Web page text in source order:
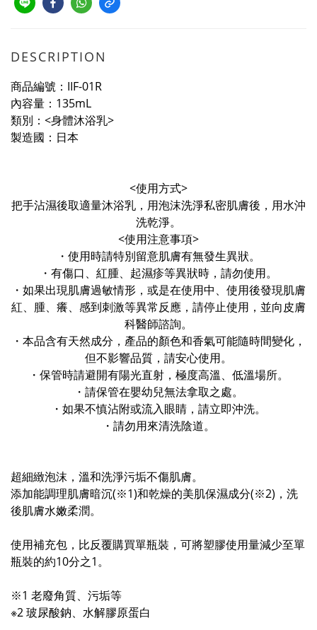
DESCRIPTION
商品編號：IIF-01R
內容量：135mL
類別：<身體沐浴乳>
製造國：日本
<使用方式>
把手沾濕後取適量沐浴乳，用泡沫洗淨私密肌膚後，用水沖
洗乾淨。
<使用注意事項>
・使用時請特別留意肌膚有無發生異狀。
・有傷口、紅腫、起濕疹等異狀時，請勿使用。
・如果出現肌膚過敏情形，或是在使用中、使用後發現肌膚
紅、腫、癢、感到刺激等異常反應，請停止使用，並向皮膚
科醫師諮詢。
・本品含有天然成分，產品的顏色和香氣可能隨時間變化，
但不影響品質，請安心使用。
・保管時請避開有陽光直射，極度高溫、低溫場所。
・請保管在嬰幼兒無法拿取之處。
・如果不慎沾附或流入眼睛，請立即沖洗。
・請勿用來清洗陰道。
超細緻泡沫，溫和洗淨污垢不傷肌膚。
添加能調理肌膚暗沉(※1)和乾燥的美肌保濕成分(※2)，洗
後肌膚水嫩柔潤。
使用補充包，比反覆購買單瓶裝，可將塑膠使用量減少至單
瓶裝的約10分之1。
※1 老廢角質、污垢等
※2 玻尿酸鈉、水解膠原蛋白